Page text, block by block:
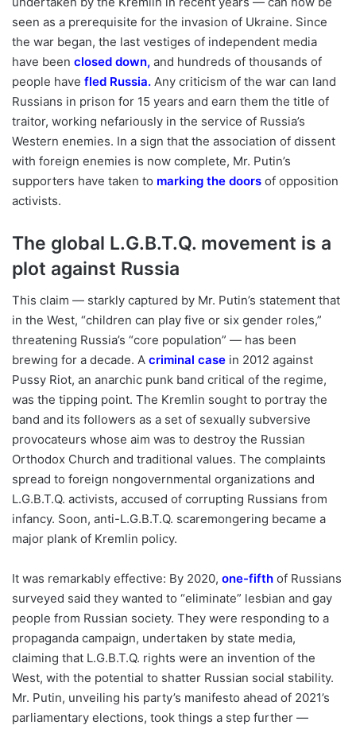
seen as a prerequisite for the invasion of Ukraine. Since
the war began, the last vestiges of independent media
have been closed down, and hundreds of thousands of
people have fled Russia. Any criticism of the war can land
Russians in prison for 15 years and earn them the title of
traitor, working nefariously in the service of Russia’s
Western enemies. In a sign that the association of dissent
with foreign enemies is now complete, Mr. Putin’s
supporters have taken to marking the doors of opposition
activists.
The global L.G.B.T.Q. movement is a
plot against Russia
This claim — starkly captured by Mr. Putin’s statement that
in the West, “children can play five or six gender roles,”
threatening Russia’s “core population” — has been
brewing for a decade. A criminal case in 2012 against
Pussy Riot, an anarchic punk band critical of the regime,
was the tipping point. The Kremlin sought to portray the
band and its followers as a set of sexually subversive
provocateurs whose aim was to destroy the Russian
Orthodox Church and traditional values. The complaints
spread to foreign nongovernmental organizations and
L.G.B.T.Q. activists, accused of corrupting Russians from
infancy. Soon, anti-L.G.B.T.Q. scaremongering became a
major plank of Kremlin policy.
It was remarkably effective: By 2020, one-fifth of Russians
surveyed said they wanted to “eliminate” lesbian and gay
people from Russian society. They were responding to a
propaganda campaign, undertaken by state media,
claiming that L.G.B.T.Q. rights were an invention of the
West, with the potential to shatter Russian social stability.
Mr. Putin, unveiling his party’s manifesto ahead of 2021’s
parliamentary elections, took things a step further —